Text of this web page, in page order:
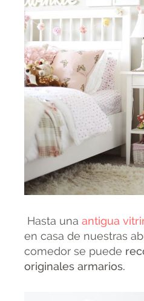
Hasta una antigua
en casa de nuestras
comedor se puede
originales armarios.